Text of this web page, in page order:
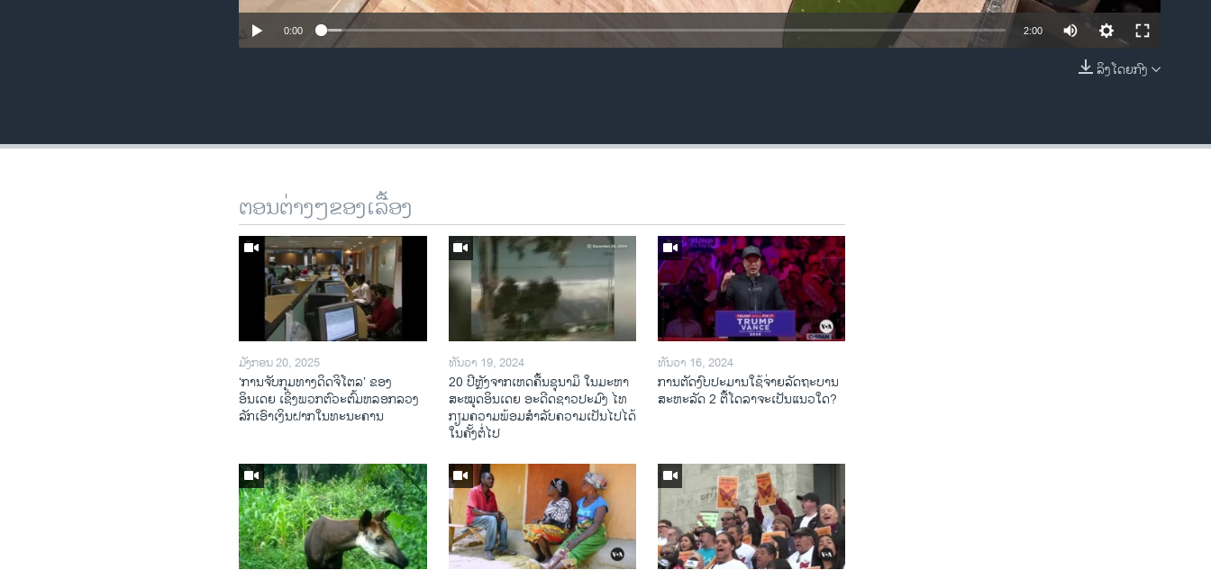
EMBED
0:00 2:00
ລິງໂດຍກົງ
ຕອນຕ່າງໆຂອງເລື້ອງ
ມັງກອນ 20, 2025
‘ການຈັບກຸມທາງດິດຈິໂຕລ’ ຂອງ
ອິນເດຍ ເຊິ່ງພວກຕົວະຕົ້ມຫລອກລວງ
ລັກເອົາເງິນຝາກໃນທະນະຄານ
ທັນວາ 19, 2024
20 ປີຫຼັງ​ຈາກ​ເຫດ​ຄື້ນ​ຊຸ​ນາ​ມິ ໃນ​ມະ​ຫາ​
ສະ​ໝຸດ​ອິນ​ເດຍ ອະ​ດີດ​ຊາວ​ປະ​ມົງ ໄທ
ກຽມ​ຄວາມ​ພ້ອມ​ສຳ​ລັບ​ຄວາມ​ເປັນ​ໄປ​ໄດ້​
ໃນ​ຄັ້ງ​ຕໍ່​ໄປ
ທັນວາ 16, 2024
ການ​ຕັດ​ງົບ​ປະ​ມານ​ໃຊ້​ຈ່າຍ​ລັດ​ຖະ​ບານ
ສະ​ຫະ​ລັດ 2 ຕື້​ໂດ​ລາ​ຈະ​ເປັນ​ແນວ​ໃດ?